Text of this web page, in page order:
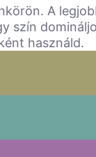
A
szín
használd.